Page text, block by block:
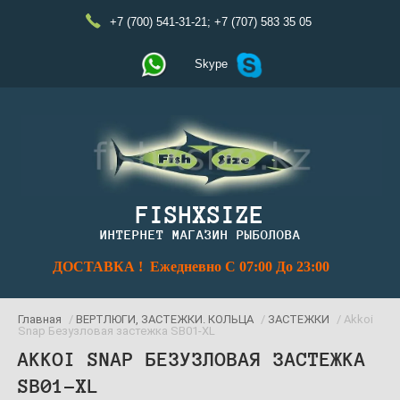
+7 (700) 541-31-21; +7 (707) 583 35 05
Skype
FISHXSIZE
ИНТЕРНЕТ МАГАЗИН РЫБОЛОВА
ДОСТАВКА ! Ежедневно С 07:00 До 23:00
Главная / ВЕРТЛЮГИ, ЗАСТЕЖКИ. КОЛЬЦА / ЗАСТЕЖКИ
/ Akkoi
Snap Безузловая застежка SB01-XL
AKKOI SNAP БЕЗУЗЛОВАЯ ЗАСТЕЖКА
SB01-XL